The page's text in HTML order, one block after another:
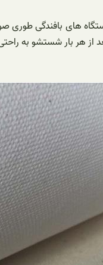
های بافندگی
از هر بار شستشو به